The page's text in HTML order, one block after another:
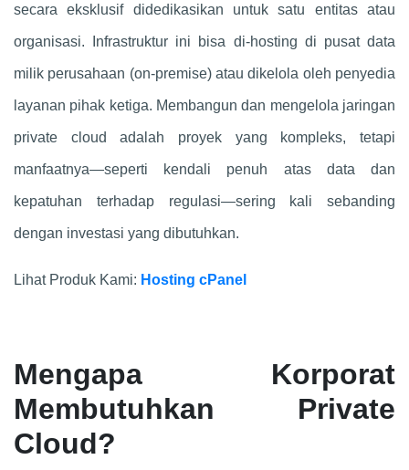
secara eksklusif didedikasikan untuk satu entitas atau
organisasi. Infrastruktur ini bisa di-hosting di pusat data
milik perusahaan (on-premise) atau dikelola oleh penyedia
layanan pihak ketiga. Membangun dan mengelola jaringan
private cloud adalah proyek yang kompleks, tetapi
manfaatnya—seperti kendali penuh atas data dan
kepatuhan terhadap regulasi—sering kali sebanding
dengan investasi yang dibutuhkan.
Lihat Produk Kami: Hosting cPanel
Mengapa Korporat
Membutuhkan Private
Cloud?